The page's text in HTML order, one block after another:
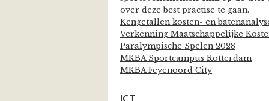
over deze best practise te gaan.
Kengetallen kosten- en
Verkenning Maatschappelijke
Paralympische Spelen 2028
MKBA Sportcampus Rotterdam
MKBA Feyenoord City
ICT